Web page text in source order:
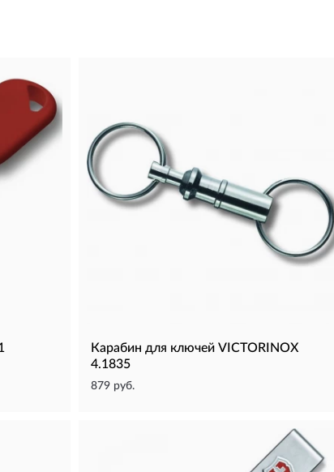
Карабин для ключей VICTORINOX
4.1835
879 руб.